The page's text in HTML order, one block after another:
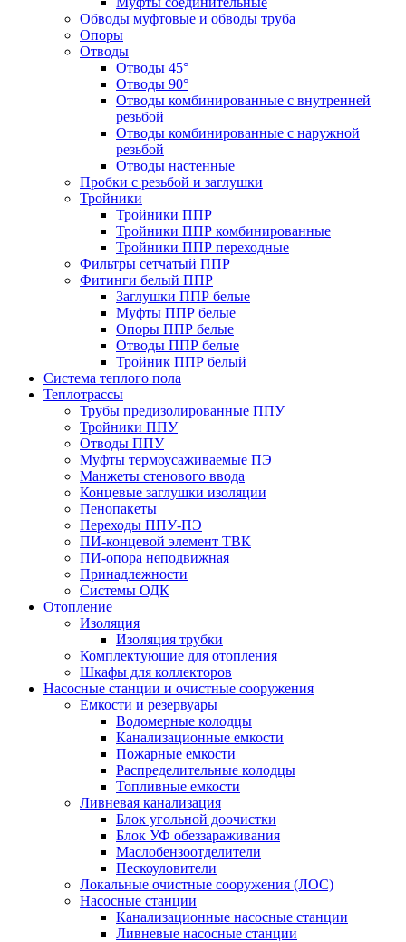
Обводы муфтовые и обводы труба
Опоры
Отводы
Отводы 45°
Отводы 90°
Отводы комбинированные с внутренней
резьбой
Отводы комбинированные с наружной
резьбой
Отводы настенные
Пробки с резьбой и заглушки
Тройники
Тройники ППР
Тройники ППР комбинированные
Тройники ППР переходные
Фильтры сетчатый ППР
Фитинги белый ППР
Заглушки ППР белые
Муфты ППР белые
Опоры ППР белые
Отводы ППР белые
Тройник ППР белый
Система теплого пола
Теплотрассы
Трубы предизолированные ППУ
Тройники ППУ
Отводы ППУ
Муфты термоусаживаемые ПЭ
Манжеты стенового ввода
Концевые заглушки изоляции
Пенопакеты
Переходы ППУ-ПЭ
ПИ-концевой элемент ТВК
ПИ-опора неподвижная
Принадлежности
Системы ОДК
Отопление
Изоляция
Изоляция трубки
Комплектующие для отопления
Шкафы для коллекторов
Насосные станции и очистные сооружения
Емкости и резервуары
Водомерные колодцы
Канализационные емкости
Пожарные емкости
Распределительные колодцы
Топливные емкости
Ливневая канализация
Блок угольной доочистки
Блок УФ обеззараживания
Маслобензоотделители
Пескоуловители
Локальные очистные сооружения (ЛОС)
Насосные станции
Канализационные насосные станции
Ливневые насосные станции